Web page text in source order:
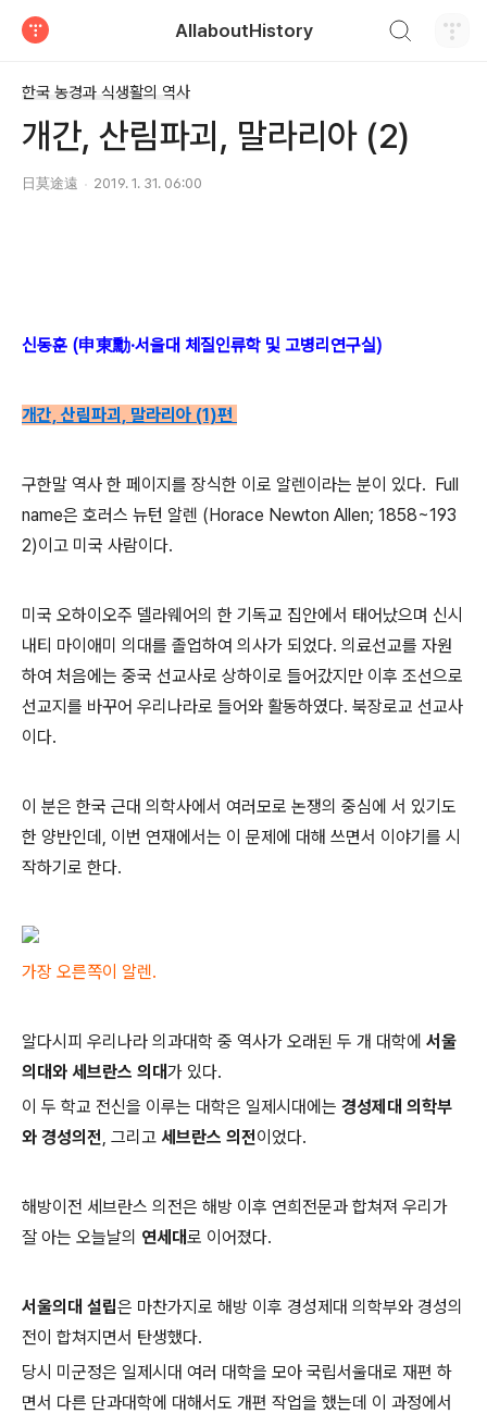
AllaboutHistory
한국 농경과 식생활의 역사
개간, 산림파괴, 말라리아 (2)
日莫途遠 2019. 1. 31. 06:00
신동훈 (申東勳·서울대 체질인류학 및 고병리연구실)
개간, 산림파괴, 말라리아 (1)편
구한말 역사 한 페이지를 장식한 이로 알렌이라는 분이 있다. Full
name은 호러스 뉴턴 알렌 (Horace Newton Allen; 1858~193
2)이고 미국 사람이다.
미국 오하이오주 델라웨어의 한 기독교 집안에서 태어났으며 신시
내티 마이애미 의대를 졸업하여 의사가 되었다. 의료선교를 자원
하여 처음에는 중국 선교사로 상하이로 들어갔지만 이후 조선으로
선교지를 바꾸어 우리나라로 들어와 활동하였다. 북장로교 선교사
이다.
이 분은 한국 근대 의학사에서 여러모로 논쟁의 중심에 서 있기도
한 양반인데, 이번 연재에서는 이 문제에 대해 쓰면서 이야기를 시
작하기로 한다.
가장 오른쪽이 알렌.
알다시피 우리나라 의과대학 중 역사가 오래된 두 개 대학에 서울
의대와 세브란스 의대가 있다.
이 두 학교 전신을 이루는 대학은 일제시대에는 경성제대 의학부
와 경성의전, 그리고 세브란스 의전이었다.
해방이전 세브란스 의전은 해방 이후 연희전문과 합쳐져 우리가
잘 아는 오늘날의 연세대로 이어졌다.
서울의대 설립은 마찬가지로 해방 이후 경성제대 의학부와 경성의
전이 합쳐지면서 탄생했다.
당시 미군정은 일제시대 여러 대학을 모아 국립서울대로 재편 하
면서 다른 단과대학에 대해서도 개편 작업을 했는데 이 과정에서